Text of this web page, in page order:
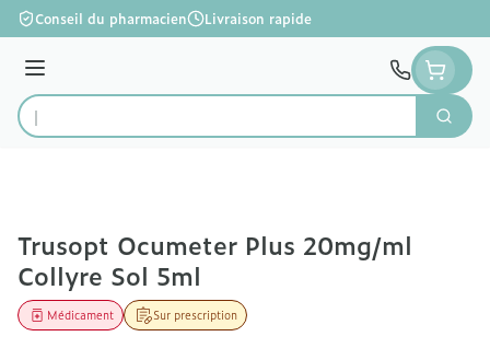
Aller au contenu
Conseil du pharmacien Livraison rapide
Menu
Rechercher
Trusopt Ocumeter Plus 20mg/ml
Collyre Sol 5ml
Sur prescription
Médicament